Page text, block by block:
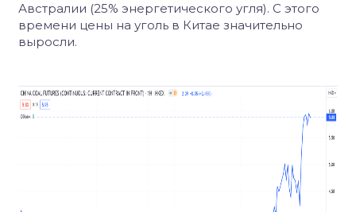
Австралии (25% энергетического угля). С этого
времени цены на уголь в Китае значительно
выросли.